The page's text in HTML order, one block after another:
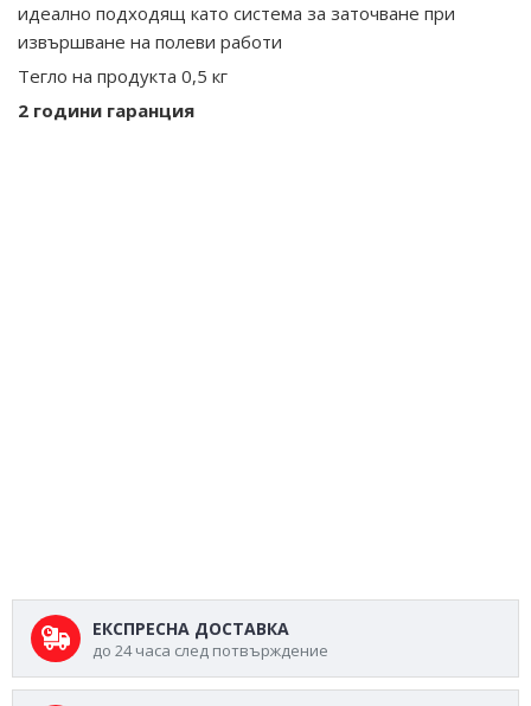
ЕКСПРЕСНА ДОСТАВКА
до 24 часа след потвърждение
идеално подходящ като система за заточване при
извършване на полеви работи
Тегло на продукта 0,5 кг
2 години гаранция